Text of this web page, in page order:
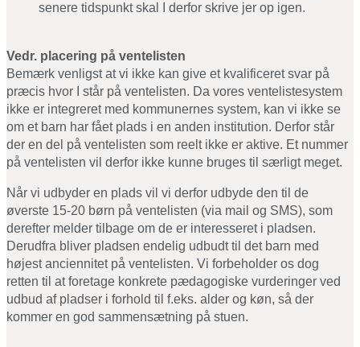
senere tidspunkt skal I derfor skrive jer op igen.
Vedr. placering på ventelisten
Bemærk venligst at vi ikke kan give et kvalificeret svar på
præcis hvor I står på ventelisten. Da vores ventelistesystem
ikke er integreret med kommunernes system, kan vi ikke se
om et barn har fået plads i en anden institution. Derfor står
der en del på ventelisten som reelt ikke er aktive. Et nummer
på ventelisten vil derfor ikke kunne bruges til særligt meget.
Når vi udbyder en plads vil vi derfor udbyde den til de
øverste 15-20 børn på ventelisten (via mail og SMS), som
derefter melder tilbage om de er interesseret i pladsen.
Derudfra bliver pladsen endelig udbudt til det barn med
højest anciennitet på ventelisten. Vi forbeholder os dog
retten til at foretage konkrete pædagogiske vurderinger ved
udbud af pladser i forhold til f.eks. alder og køn, så der
kommer en god sammensætning på stuen.